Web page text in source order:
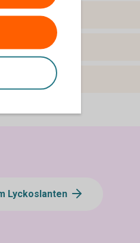
Lyckoslanten